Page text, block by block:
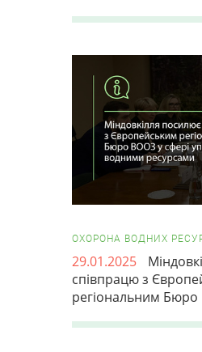
ОХОРОНА ВОДНИХ
29.01.2025
співпрацю з
регіональним Бюро